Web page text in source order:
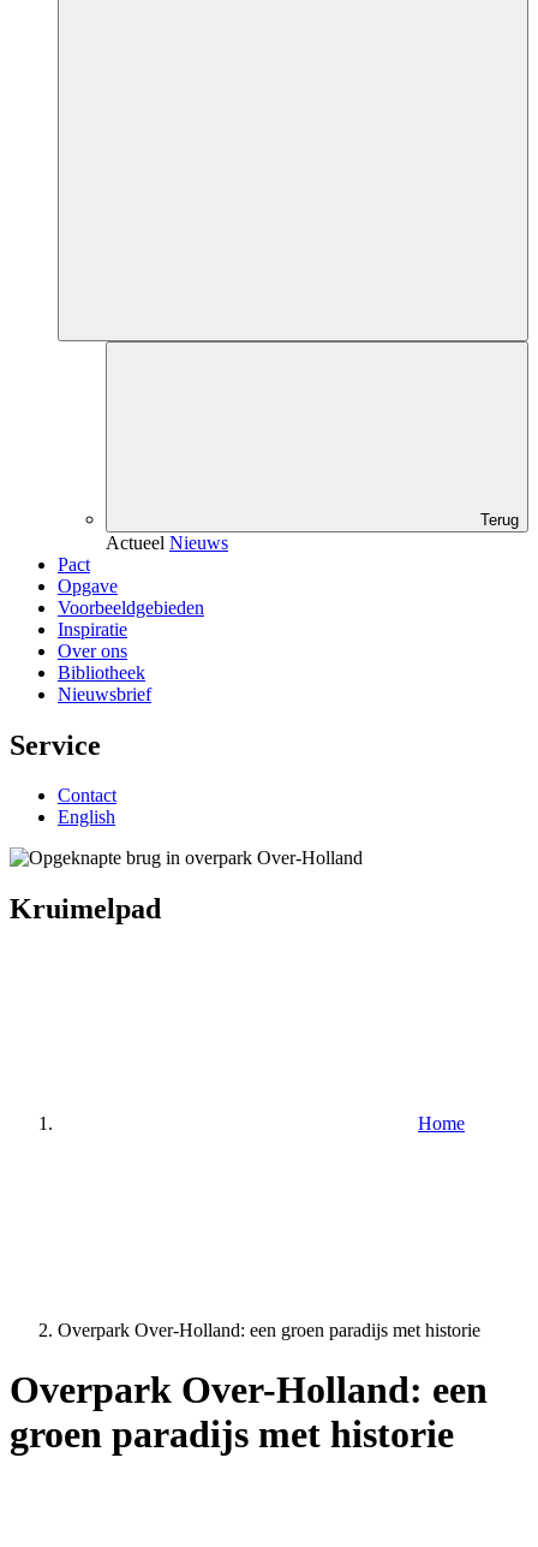
Terug
Actueel Nieuws
Pact
Opgave
Voorbeeldgebieden
Inspiratie
Over ons
Bibliotheek
Nieuwsbrief
Service
Contact
English
Kruimelpad
Home
Overpark Over-Holland: een groen paradijs met historie
Overpark Over-Holland: een
groen paradijs met historie